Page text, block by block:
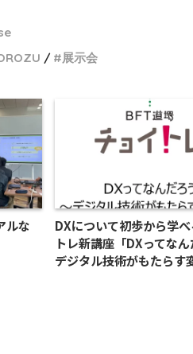
展示会
ルな
DXについて初歩から学
トレ新講座「DXってな
デジタル技術がもたらす